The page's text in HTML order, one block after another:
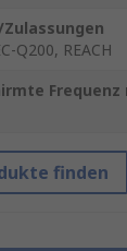
Q200, REACH
Frequenz
finden